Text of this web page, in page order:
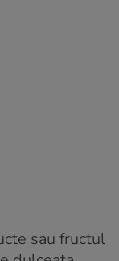
sau fructul